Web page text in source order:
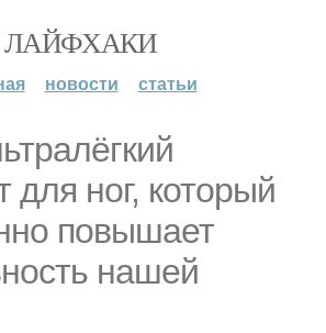
ЛАЙФХАКИ
новости статьи
для ног, который
повышает
нашей